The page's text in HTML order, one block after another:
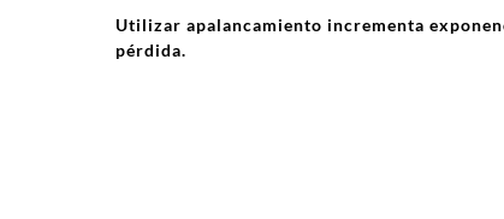
Utilizar apalancamiento incrementa
pérdida.